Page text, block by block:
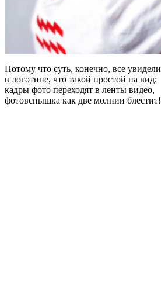
Потому что суть, конечно, все увидели
в логотипе, что такой простой на вид:
кадры фото переходят в ленты видео,
фотовспышка как две молнии блестит!